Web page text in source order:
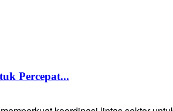
Percepat...